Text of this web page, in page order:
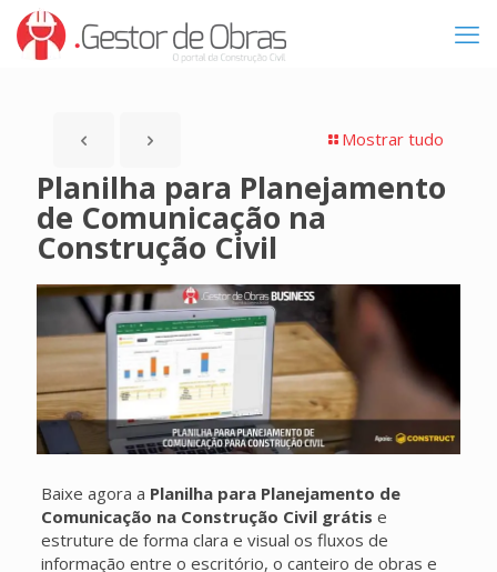
Mostrar tudo
Planilha para Planejamento
de Comunicação na
Construção Civil
Baixe agora a Planilha para Planejamento de
Comunicação na Construção Civil grátis e
estruture de forma clara e visual os fluxos de
informação entre o escritório, o canteiro de obras e